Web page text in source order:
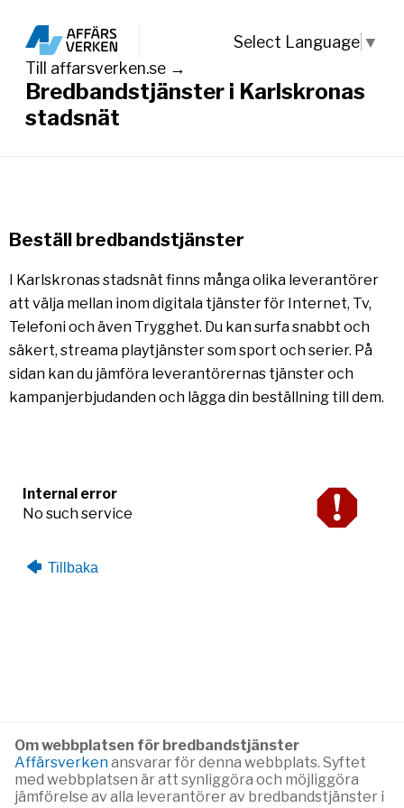
Bredbandstjänster i Karlskronas
stadsnät
Select Language ▼
Till affarsverken.se →
Beställ bredbandstjänster
I Karlskronas stadsnät finns många olika leverantörer
att välja mellan inom digitala tjänster för Internet, Tv,
Telefoni och även Trygghet. Du kan surfa snabbt och
säkert, streama playtjänster som sport och serier. På
sidan kan du jämföra leverantörernas tjänster och
kampanjerbjudanden och lägga din beställning till dem.
Internal error
No such service
Tillbaka
Om webbplatsen för bredbandstjänster
Affärsverkenansvarar för denna webbplats. Syftet
med webbplatsen är att synliggöra och möjliggöra
jämförelse av alla leverantörer av bredbandstjänster i